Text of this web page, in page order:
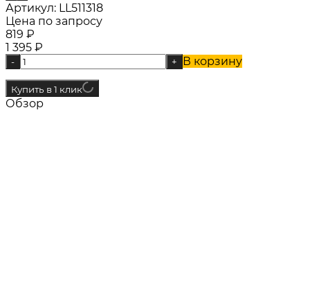
Артикул: LL511318
Цена по запросу
819 ₽
1 395 ₽
- + В корзину
Купить в 1 клик
Обзор